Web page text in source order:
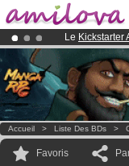
Le Kickstarter
Déjà 100000
Abonnement
Accueil > Liste Des BDs >
Favoris